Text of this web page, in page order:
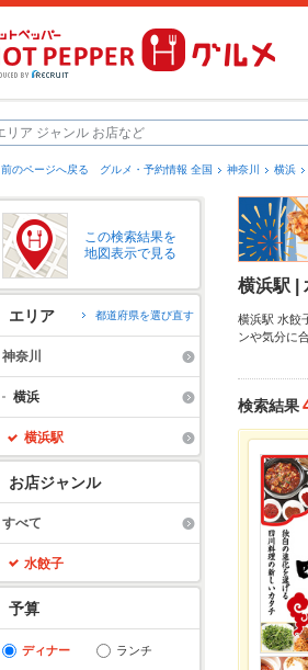
前のページへ戻る グルメ・予約情報 全国 神奈川 横浜
この検索結果を
地図表示で見る
エリア 都道府県を選び直す
神奈川
横浜
横浜駅
お店ジャンル
すべて
水餃子
予算
ディナー ランチ
横浜駅 |
横浜駅 水餃
ンや気分に
検索結果